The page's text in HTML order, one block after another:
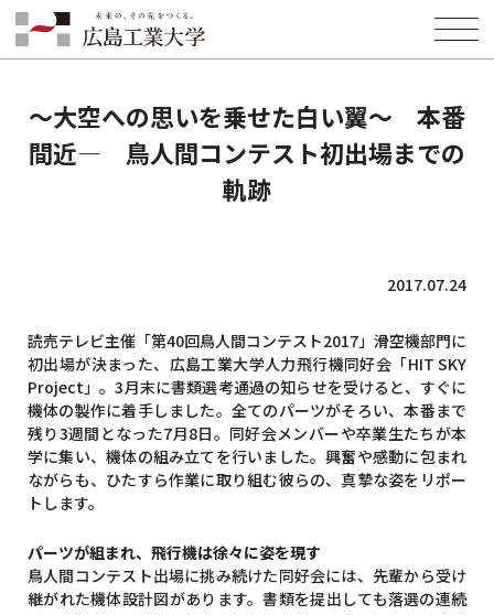
HOME INFORMATION
～大空への思いを乗せた白い翼～ 本番間近― 鳥人間コンテスト初出
場までの軌跡
～大空への思いを乗せた白い翼～ 本番
間近― 鳥人間コンテスト初出場までの
軌跡
2017.07.24
読売テレビ主催「第40回鳥人間コンテスト2017」滑空機部門に
初出場が決まった、広島工業大学人力飛行機同好会「HIT SKY
Project」。3月末に書類選考通過の知らせを受けると、すぐに
機体の製作に着手しました。全てのパーツがそろい、本番まで
残り3週間となった7月8日。同好会メンバーや卒業生たちが本
学に集い、機体の組み立てを行いました。興奮や感動に包まれ
ながらも、ひたすら作業に取り組む彼らの、真摯な姿をリポー
トします。
パーツが組まれ、飛行機は徐々に姿を現す
鳥人間コンテスト出場に挑み続けた同好会には、先輩から受け
継がれた機体設計図があります。書類を提出しても落選の連続